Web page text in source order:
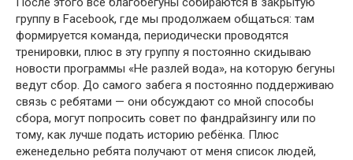
группу в Facebook, где мы продолжаем общаться: там
формируется команда, периодически проводятся
тренировки, плюс в эту группу я постоянно скидываю
новости программы «Не разлей вода», на которую бегуны
ведут сбор. До самого забега я постоянно поддерживаю
связь с ребятами — они обсуждают со мной способы
сбора, могут попросить совет по фандрайзингу или по
тому, как лучше подать историю ребёнка. Плюс
еженедельно ребята получают от меня список людей,